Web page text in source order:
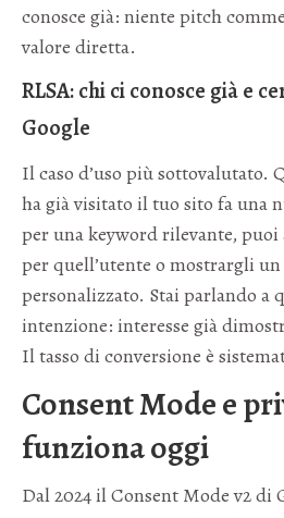
conosce già: niente pitch
valore diretta.
RLSA: chi ci conosce già e
Google
Il caso d’uso più sottovalutato.
ha già visitato il tuo sito fa una
per una keyword rilevante, puoi
per quell’utente o mostrargli
personalizzato. Stai parlando a
intenzione: interesse già
Il tasso di conversione è
Consent Mode e
funziona oggi
Dal 2024 il Consent Mode v2 di